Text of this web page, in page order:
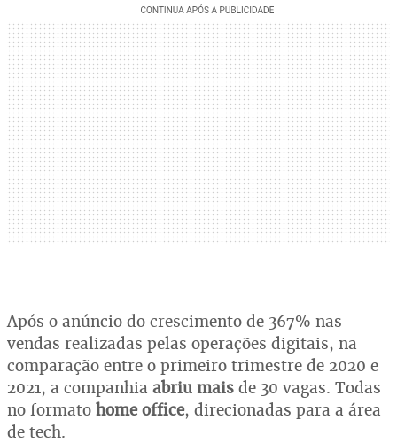
Após o anúncio do crescimento de 367% nas
vendas realizadas pelas operações digitais, na
comparação entre o primeiro trimestre de 2020 e
2021, a companhia abriu mais de 30 vagas. Todas
no formato home office, direcionadas para a área
de tech.